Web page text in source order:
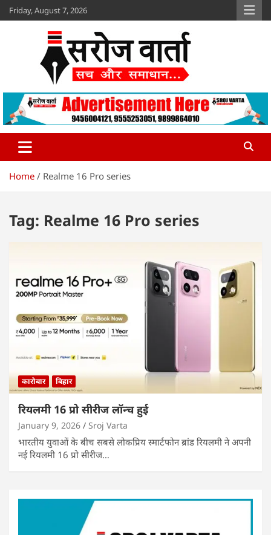
Skip
to
Friday, August 7, 2026
Sroj Varta
www.srojvarta.in
Home Realme 16 Pro series
Tag: Realme 16 Pro series
कारोबार बिहार
रियलमी 16 प्रो सीरीज लॉन्च हुई
January 9, 2026 Sroj Varta
भारतीय युवाओं के बीच सबसे लोकप्रिय स्मार्टफोन ब्रांड रियलमी ने अपनी
नई रियलमी 16 प्रो सीरीज…